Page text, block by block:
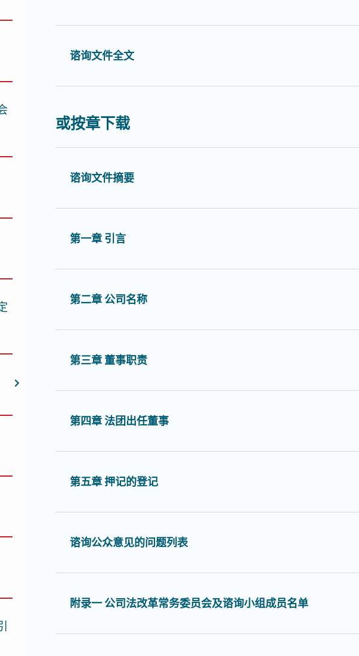
谘询文件全文
或按章下载
谘询文件摘要
第一章 引言
第二章 公司名称
第三章 董事职责
第四章 法团出任董事
第五章 押记的登记
谘询公众意见的问题列表
附录一 公司法改革常务委员会及谘询小组成员名单